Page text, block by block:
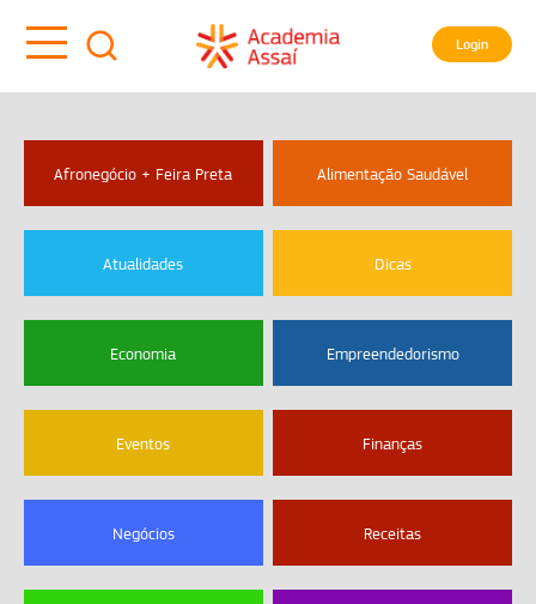
Login
Afronegócio + Feira Preta Alimentação Saudável
Atualidades Dicas
Economia Empreendedorismo
Eventos Finanças
Negócios Receitas